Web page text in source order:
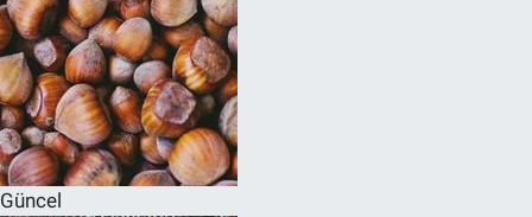
Güncel